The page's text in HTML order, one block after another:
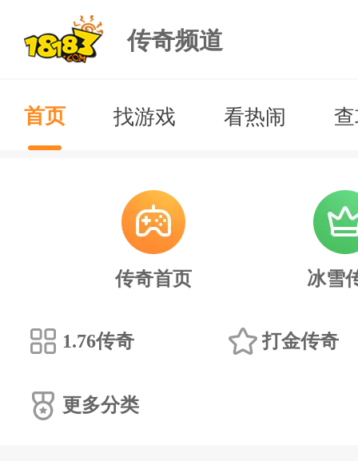
传奇频道
首页 找游戏 看热闹
传奇首页 冰雪
1.76传奇 打金传奇
更多分类